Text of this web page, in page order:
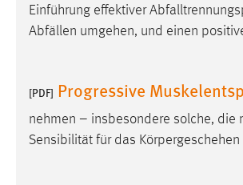
Einführung effektiver
Abfällen umgehen, und einen
[PDF] Progressive
nehmen – insbesondere solche, die
Sensibilität für das
mibew_locale, mibew-
5e9dbeb1811c0446
Cookie Laufzeit:
MibewSessionID,
style-
Sitzungslaufzeit,